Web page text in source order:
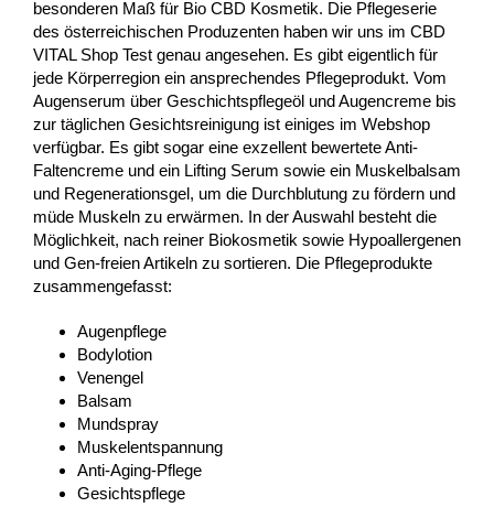
besonderen Maß für Bio CBD Kosmetik. Die Pflegeserie
des österreichischen Produzenten haben wir uns im CBD
VITAL Shop Test genau angesehen. Es gibt eigentlich für
jede Körperregion ein ansprechendes Pflegeprodukt. Vom
Augenserum über Geschichtspflegeöl und Augencreme bis
zur täglichen Gesichtsreinigung ist einiges im Webshop
verfügbar. Es gibt sogar eine exzellent bewertete Anti-
Faltencreme und ein Lifting Serum sowie ein Muskelbalsam
und Regenerationsgel, um die Durchblutung zu fördern und
müde Muskeln zu erwärmen. In der Auswahl besteht die
Möglichkeit, nach reiner Biokosmetik sowie Hypoallergenen
und Gen-freien Artikeln zu sortieren. Die Pflegeprodukte
zusammengefasst:
Augenpflege
Bodylotion
Venengel
Balsam
Mundspray
Muskelentspannung
Anti-Aging-Pflege
Gesichtspflege